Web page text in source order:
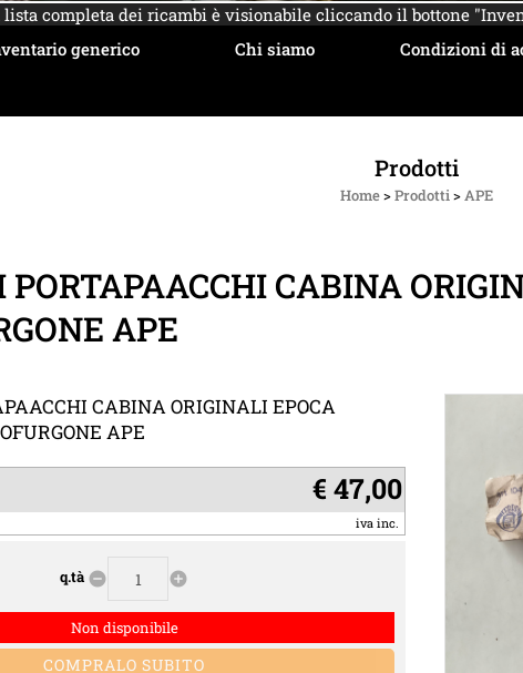
lista completa dei ricambi è visionabile cliccando il bottone
generico Chi siamo
Condizioni di
Prodotti
Home>Prodotti>APE
PORTAPAACCHI CABINA
APE
CABINA ORIGINALI EPOCA
APE
€ 47,00
iva inc.
q.tà remove_circle add_circle
Non disponibile